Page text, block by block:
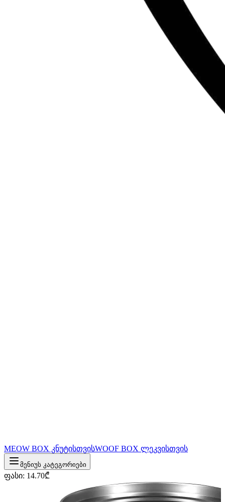
MEOW BOX კნუტისთვისWOOF BOX ლეკვისთვის
მენიუს კატეგორიები
ფასი: 14.70₾